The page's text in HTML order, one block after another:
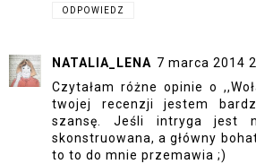
ODPOWIEDZ
NATALIA_LENA 7 marca 2014
Czytałam różne opinie o
twojej recenzji jestem
szansę. Jeśli intryga jest
skonstruowana, a główny
to to do mnie przemawia ;)